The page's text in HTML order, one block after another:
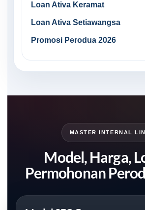
Loan Ativa Keramat
Loan Ativa Setiawangsa
Promosi Perodua 2026
MASTER INTERNAL
Model, Harga,
Permohonan